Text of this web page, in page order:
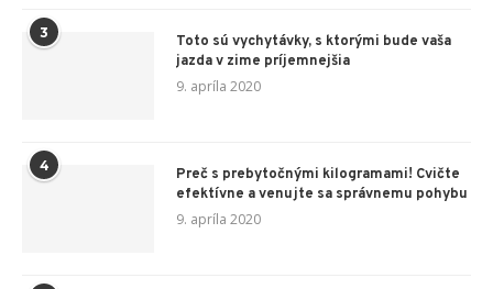
3
Toto sú vychytávky, s ktorými bude vaša
jazda v zime príjemnejšia
9. apríla 2020
4
Preč s prebytočnými kilogramami! Cvičte
efektívne a venujte sa správnemu pohybu
9. apríla 2020